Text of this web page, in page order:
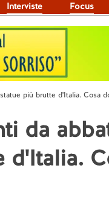
Interviste Focus
più brutte d'Italia. Cosa
da
d'Italia.